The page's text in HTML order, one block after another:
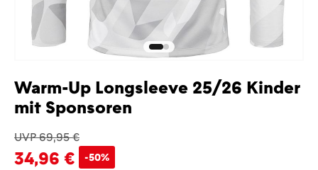
Warm-Up Longsleeve 25/26 Kinder
mit Sponsoren
UVP 69,95 €
34,96 € -50%